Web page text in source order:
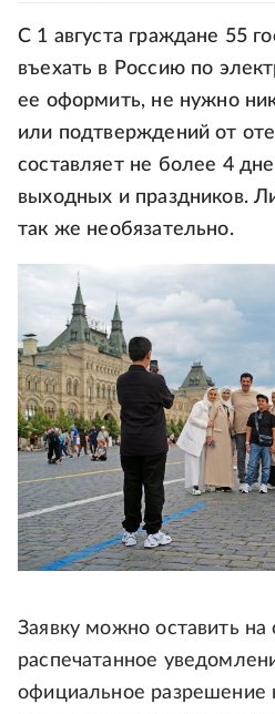
С 1 августа граждане 55
въехать в Россию по
ее оформить, не нужно
или подтверждений от
составляет не более 4
выходных и праздников.
так же необязательно.
Заявку можно оставить
распечатанное
официальное разрешение